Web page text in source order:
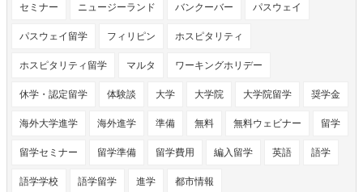
セミナー ニュージーランド バンクーバー パスウェイ
パスウェイ留学 フィリピン ホスピタリティ
ホスピタリティ留学 マルタ ワーキングホリデー
休学・認定留学 体験談 大学 大学院 大学院留学 奨学金
海外大学進学 海外進学 準備 無料 無料ウェビナー 留学
留学セミナー 留学準備 留学費用 編入留学 英語 語学
語学学校 語学留学 進学 都市情報